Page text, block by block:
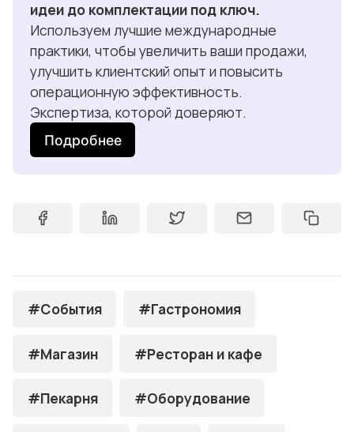
Используем лучшие международные
практики, чтобы увеличить ваши продажи,
улучшить клиентский опыт и повысить
операционную эффективность.
Экспертиза, которой доверяют.
Подробнее
#События #Гастрономия
#Магазин #Ресторан и кафе
#Пекарня #Оборудование